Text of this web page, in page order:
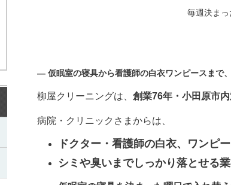
毎週決まっ
— 仮眠室の寝具から看護師の白衣ワンピースまで
柳屋クリーニングは、 創業76年・小田原市
病院・クリニックさまからは、
ドクター・看護師の白衣、ワンピ
シミや臭いまでしっかり落とせる